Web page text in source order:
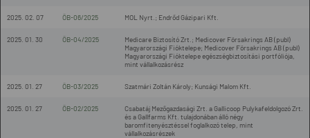
2025. 02. 07 ÖB-06/2025 MOL Nyrt.; Endrőd Gázipari Kft.
2025. 01. 30 ÖB-04/2025
Medicare Biztosító Zrt.; Medicover Försakrings AB (publ)
Magyarországi Fióktelepe; Medicover Försakrings AB (publ)
Magyarországi Fióktelepe egészségbiztosítási portfóliója,
mint vállalkozásrész
2025. 01. 27 ÖB-03/2025 Szatmári Zoltán Károly; Kunsági Malom Kft.
2025. 01. 27 ÖB-02/2025
Csabatáj Mezőgazdasági Zrt. a Gallicoop Pulykafeldolgozó Zrt.
és a Gallfarms Kft. tulajdonában álló négy
baromfitenyésztéssel foglalkozó telep, mint
vállalkozásrészek